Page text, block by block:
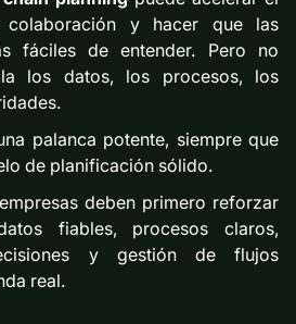
colaboración y hacer que las
fáciles de entender. Pero no
los datos, los procesos, los
palanca potente, siempre que
de planificación sólido.
deben primero reforzar
fiables, procesos claros,
y gestión de flujos
real.